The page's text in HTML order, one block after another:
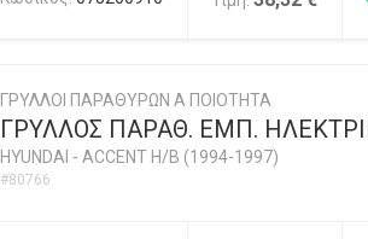
ΓΡΥΛΛΟΙ ΠΑΡΑΘΥΡΩΝ Α ΠΟΙΟΤΗΤΑ
ΓΡΥΛΛΟΣ ΠΑΡΑΘ. ΕΜΠ.
HYUNDAI - ACCENT H/B (1994-1997)
#80766